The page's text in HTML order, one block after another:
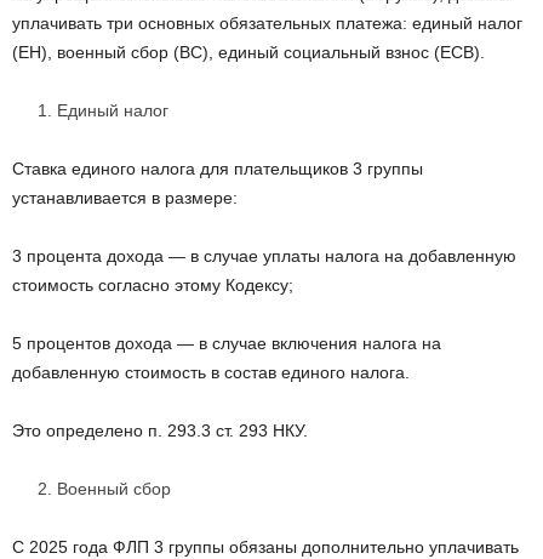
уплачивать три основных обязательных платежа: единый налог
(ЕН), военный сбор (ВС), единый социальный взнос (ЕСВ).
Единый налог
Ставка единого налога для плательщиков 3 группы
устанавливается в размере:
3 процента дохода — в случае уплаты налога на добавленную
стоимость согласно этому Кодексу;
5 процентов дохода — в случае включения налога на
добавленную стоимость в состав единого налога.
Это определено п. 293.3 ст. 293 НКУ.
Военный сбор
С 2025 года ФЛП 3 группы обязаны дополнительно уплачивать